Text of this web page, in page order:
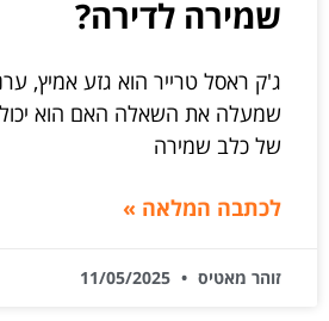
שמירה לדירה?
ג'ק ראסל טרייר הוא גזע אמיץ,
שמעלה את השאלה האם הוא
של כלב שמירה
לכתבה המלאה »
זוהר מאטיס